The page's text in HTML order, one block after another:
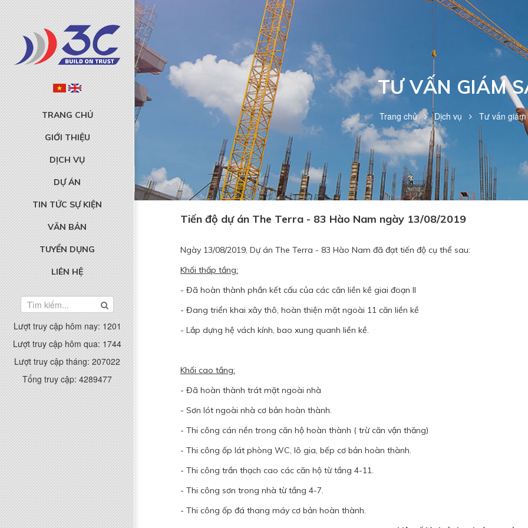
TRANG CHỦ
GIỚI THIỆU
DỊCH VỤ
DỰ ÁN
TIN TỨC SỰ KIỆN
VĂN BẢN
TUYỂN DỤNG
LIÊN HỆ
Lượt truy cập hôm nay: 1201
Lượt truy cập hôm qua: 1744
Lượt truy cập tháng: 207022
Tổng truy cập: 4289477
TƯ VẤN GIÁM
Trang chủ Dịch vụ Tư vấn
Tiến độ dự án The Terra - 83 Hào Nam ngày 13/08/2019
Ngày 13/08/2019, Dự án The Terra - 83 Hào Nam đã đạt tiến độ cụ thể sau:
Khối thấp tầng:
- Đã hoàn thành phần kết cấu của các căn liền kề giai đoạn II
- Đang triển khai xây thô, hoàn thiện mặt ngoài 11 căn liền kề
- Lắp dựng hệ vách kính, bao xung quanh liền kề.
Khối cao tầng:
- Đã hoàn thành trát mặt ngoài nhà
- Sơn lót ngoài nhà cơ bản hoàn thành.
- Thi công cán nền trong căn hộ hoàn thành ( trừ căn vận thăng)
- Thi công ốp lát phòng WC, lô gia, bếp cơ bản hoàn thành.
- Thi công trần thạch cao các căn hộ từ tầng 4-11.
- Thi công sơn trong nhà từ tầng 4-7.
- Thi công ốp đá thang máy cơ bản hoàn thành.